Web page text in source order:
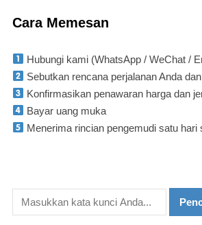
Cara Memesan
Hubungi kami (WhatsApp / WeChat /
Sebutkan rencana perjalanan Anda
Konfirmasikan penawaran harga dan
Bayar uang muka
Menerima rincian pengemudi satu hari